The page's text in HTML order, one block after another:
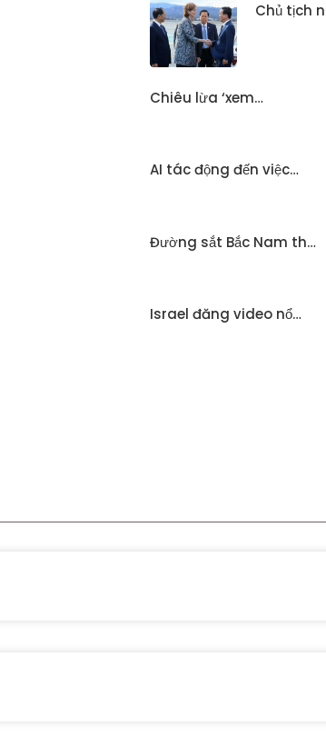
Chủ tịch
Chiêu lừa ‘xem…
AI tác động đến việc…
Đường sắt Bắc Nam th…
Israel đăng video nổ…